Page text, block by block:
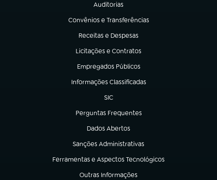
Auditorias
(abre em nova aba)
Convênios e Transferências
(abre em nova aba)
Receitas e Despesas
(abre em nova aba)
Licitações e Contratos
(abre em nova aba)
Empregados Públicos
(abre em nova aba)
Informações Classificadas
(abre em nova aba)
SIC
(abre em nova aba)
Perguntas Frequentes
(abre em nova aba)
Dados Abertos
(abre em nova aba)
Sanções Administrativas
(abre em nova aba)
Ferramentas e Aspectos Tecnológicos
(abre em nova aba)
Outras Informações
(abre em nova aba)